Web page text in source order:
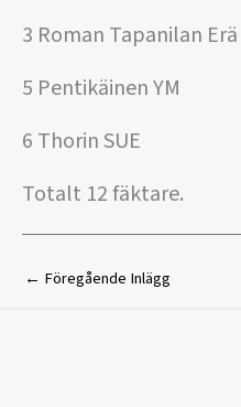
3 Roman Tapanilan Erä
5 Pentikäinen YM
6 Thorin SUE
Totalt 12 fäktare.
← Föregående Inlägg